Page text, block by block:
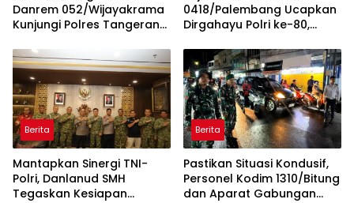
Danrem 052/Wijayakrama
Kunjungi Polres Tangerang
0418/Palembang Ucapkan
Dirgahayu Polri ke-80,
Berita
Mantapkan Sinergi TNI-
Polri, Danlanud SMH
Tegaskan Kesiapan
Berita
Pastikan Situasi Kondusif,
Personel Kodim 1310/Bitung
dan Aparat Gabungan